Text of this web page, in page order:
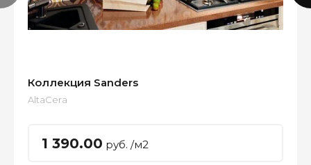
Коллекция Sanders
AltaCera
1 390.00 руб. /м2